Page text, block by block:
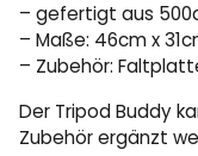
– gefertigt aus 500d
– Maße: 46cm x
– Zubehör:
Der Tripod Buddy
Zubehör ergänzt